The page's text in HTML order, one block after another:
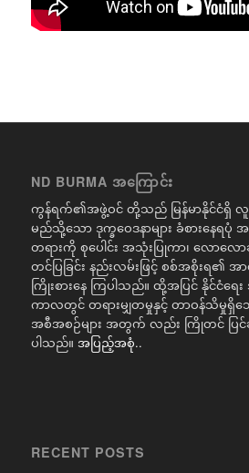
ND BURMA အကြောင်း
ကွန်ရက်၏အဖွဲ့ဝင် တို့သည် မြန်မာနိုင်ငံရှိ လူ
မည်သို့သော ဒုက္ခဝေဒနာများ ခံစားနေရပုံ
တရားကို စုပေါင်း အသုံးပြုကာ၊ လောလ
တင်ပြခြင်း နည်းလမ်းဖြင့် စစ်အစိုးရ၏ အာ
ကြိုးစားနေ ကြပါသည်။ ထို့အပြင် နိုင်ငံရေး
ကာလတွင် တရားမျှတမှုနှင့် တာဝန်သိမှုရှိသ
အစီအစဉ်များ အတွက် လည်း ကြိုတင် ပြင်ဆ
ပါသည်။ အပြည့်အစုံ..
RECENT POSTS